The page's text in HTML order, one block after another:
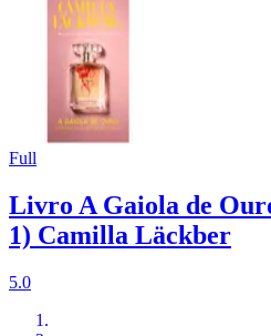
Full
Livro A Gaiola de
1) Camilla Läckber
5.0